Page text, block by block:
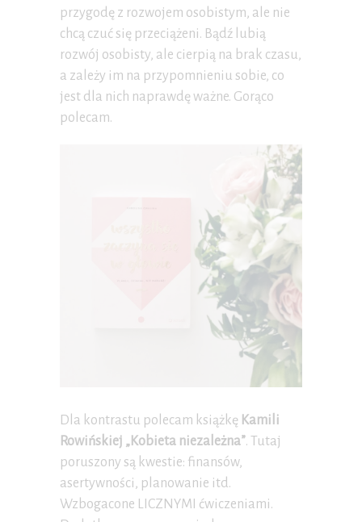
przygodę z rozwojem osobistym, ale nie
chcą czuć się przeciążeni. Bądź lubią
rozwój osobisty, ale cierpią na brak czasu,
a zależy im na przypomnieniu sobie, co
jest dla nich naprawdę ważne. Gorąco
polecam.
Dla kontrastu polecam książkę Kamili
Rowińskiej „Kobieta niezależna”. Tutaj
poruszony są kwestie: finansów,
asertywności, planowanie itd.
Wzbogacone LICZNYMI ćwiczeniami.